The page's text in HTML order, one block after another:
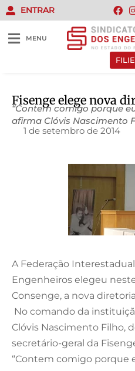
ENTRAR
MENU
Fisenge elege nova
“Contem comigo porque
afirma Clóvis Nascimento
1 de setembro de 2014
A Federação
Engenheiros elegeu
Consenge, a nova
No comando da
Clóvis Nascimento Filho,
secretário-geral da
“Contem comigo porque